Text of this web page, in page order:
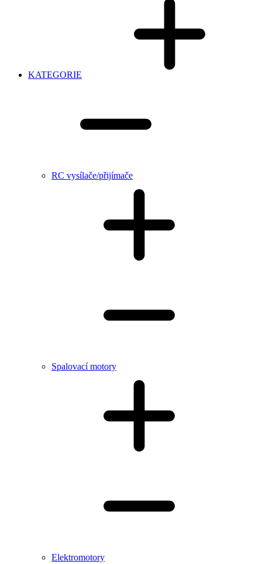
KATEGORIE
RC vysílače/přijímače
Spalovací motory
Elektromotory